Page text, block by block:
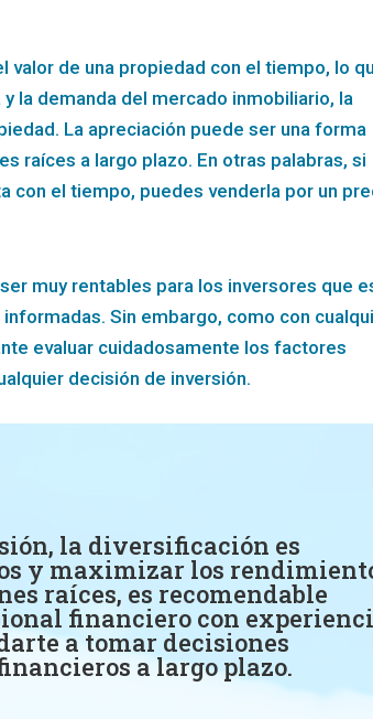
de una propiedad con el tiempo, lo
la demanda del mercado inmobiliario, la
La apreciación puede ser una forma
raíces a largo plazo. En otras palabras, si
con el tiempo, puedes venderla por un
muy rentables para los inversores que
Sin embargo, como con
evaluar cuidadosamente los factores
decisión de inversión.
la diversificación es
y maximizar los
raíces, es recomendable
financiero con
a tomar decisiones
a largo plazo.